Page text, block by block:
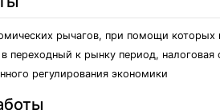
рычагов, при помощи которых
переходный к рынку период,
регулирования экономики